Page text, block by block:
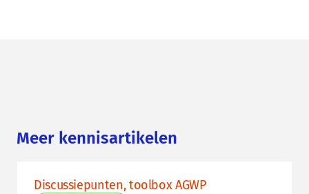
Meer kennisartikelen
Discussiepunten, toolbox AGWP